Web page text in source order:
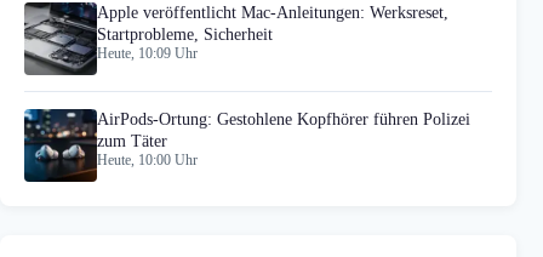
Apple veröffentlicht Mac-Anleitungen: Werksreset,
Startprobleme, Sicherheit
Heute, 10:09 Uhr
AirPods-Ortung: Gestohlene Kopfhörer führen Polizei
zum Täter
Heute, 10:00 Uhr